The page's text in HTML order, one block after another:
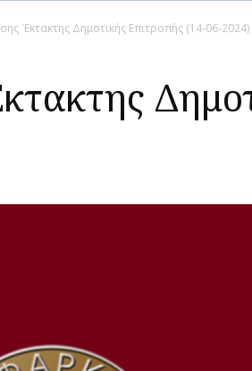
Έκτακτης Δημοτικής Επιτροπής (14-06-2024)